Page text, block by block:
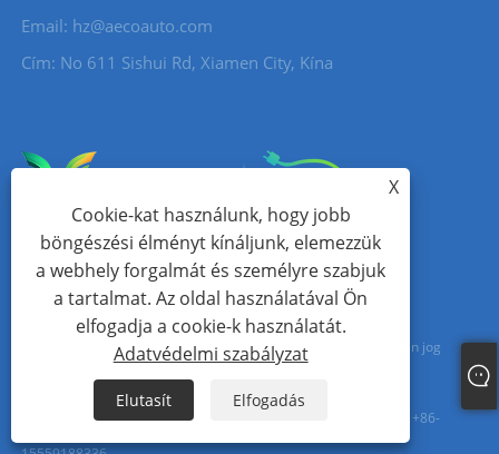
Email: hz@aecoauto.com
Cím: No 611 Sishui Rd, Xiamen City, Kína
Copyright © 2024 Xiamen Aecoauto Technology Co., Ltd. Minden jog
WEBOLDAL TECHNIKAI TÁMOGATÁS:
Jack Lin: +86-
X
Cookie-kat használunk, hogy jobb
böngészési élményt kínáljunk, elemezzük
a webhely forgalmát és személyre szabjuk
a tartalmat. Az oldal használatával Ön
elfogadja a cookie-k használatát.
Adatvédelmi szabályzat
Elutasít Elfogadás